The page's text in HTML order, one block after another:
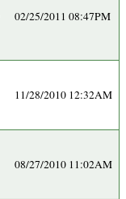
02/25/2011 08:47PM
11/28/2010 12:32AM
08/27/2010 11:02AM